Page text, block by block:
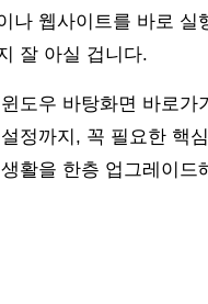
나 웹사이트를 바로 실
잘 아실 겁니다.
도우 바탕화면 바로가
정까지, 꼭 필요한 핵
활을 한층 업그레이드